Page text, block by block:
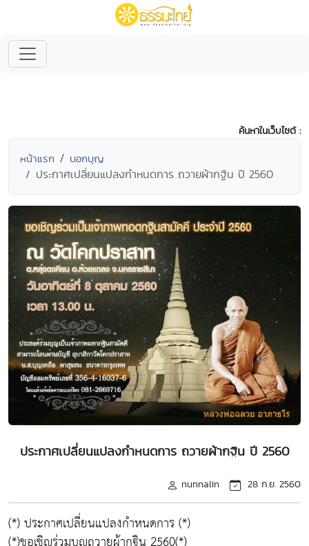
ค้นหาในเว็บไซต์ :
หน้าแรก บอกบุญ
ประกาศเปลี่ยนแปลงกำหนดการ ถวายผ้ากฐิน ปี 2560
ประกาศเปลี่ยนแปลงกำหนดการ ถวายผ้ากฐิน ปี 2560
nunnalin 28 ก.ย. 2560
(*) ประกาศเปลี่ยนแปลงกำหนดการ (*)